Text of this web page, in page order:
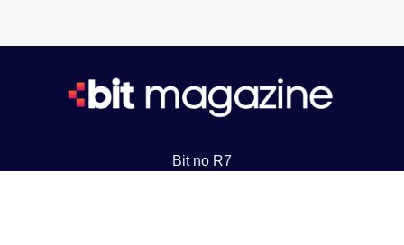
Bit no R7